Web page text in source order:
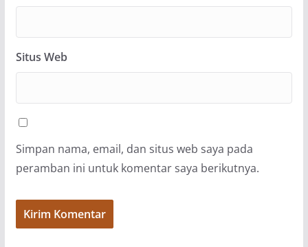
Situs Web
Simpan nama, email, dan situs web saya pada
peramban ini untuk komentar saya berikutnya.